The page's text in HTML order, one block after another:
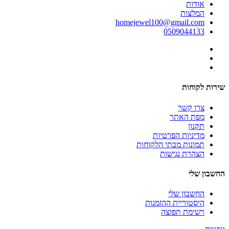
אודות
המלצות
homejewel100@gmail.com
0509044133
שירות לקוחות
צרו קשר
מפת האתר
תקנון
מדיניות הפרטיות
תמונות מבתי הלקוחות
הצהרת נגישות
החשבון שלי
החשבון שלי
היסטוריית ההזמנות
רשימת תפוצה